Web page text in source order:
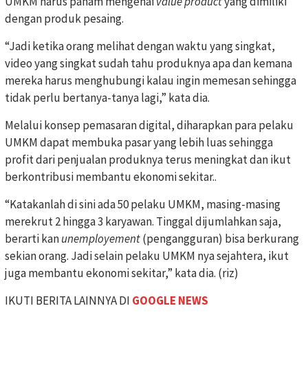
dengan produk pesaing.
“Jadi ketika orang melihat dengan waktu yang singkat,
video yang singkat sudah tahu produknya apa dan kemana
mereka harus menghubungi kalau ingin memesan sehingga
tidak perlu bertanya-tanya lagi,” kata dia.
Melalui konsep pemasaran digital, diharapkan para pelaku
UMKM dapat membuka pasar yang lebih luas sehingga
profit dari penjualan produknya terus meningkat dan ikut
berkontribusi membantu ekonomi sekitar..
“Katakanlah di sini ada 50 pelaku UMKM, masing-masing
merekrut 2 hingga 3 karyawan. Tinggal dijumlahkan saja,
berarti kanunemployement(pengangguran) bisa berkurang
sekian orang. Jadi selain pelaku UMKM nya sejahtera, ikut
juga membantu ekonomi sekitar,” kata dia. (riz)
IKUTI BERITA LAINNYA DI GOOGLE NEWS